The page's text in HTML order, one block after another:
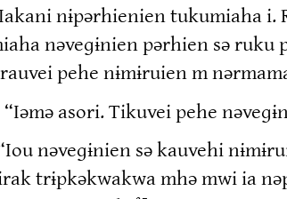
nɨpərhienien tukumiaha
nəveɡɨnien pərhien sə ruku
pehe nɨmɨruien m
asori. Tikuvei pehe
nəveɡɨnien sə kauvehi
trɨpkəkwakwa mhə mwi ia